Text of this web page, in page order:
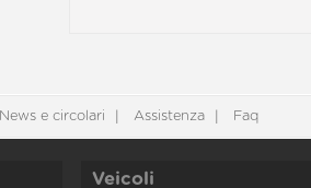
News e circolari Assistenza Faq
Veicoli